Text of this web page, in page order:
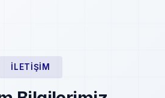
İLETIŞIM